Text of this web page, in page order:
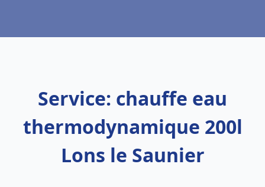
Service: chauffe eau
thermodynamique 200l
Lons le Saunier